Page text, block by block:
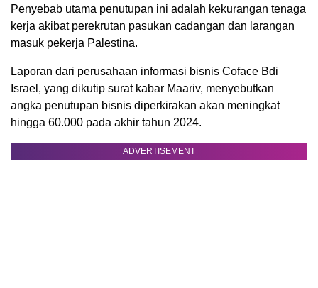
Penyebab utama penutupan ini adalah kekurangan tenaga
kerja akibat perekrutan pasukan cadangan dan larangan
masuk pekerja Palestina.
Laporan dari perusahaan informasi bisnis Coface Bdi
Israel, yang dikutip surat kabar Maariv, menyebutkan
angka penutupan bisnis diperkirakan akan meningkat
hingga 60.000 pada akhir tahun 2024.
ADVERTISEMENT